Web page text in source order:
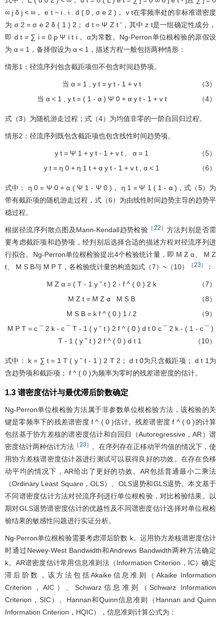
∞ j δ j < ∞ ， e t ~ i . i . d ( 0 , σ e 2 ) ， v t在零频率处的非标准谱密度
为 σ 2 = σ e 2 δ ( 1 ) 2 ； d t = Ψ Z t ' ，其中 z t是一组确定性成分，
即 d t = ∑ i = 0 p Ψ i t i， α为常数。Ng-Perron单位根检验的原假设
为 α = 1 ，备择假设为 α < 1 ，描述方程一般包括两种情形：
情形1：径流序列包含截距项但不包含时间趋势项。
当 α = 1 , y t = y t - 1 + v t
（3）
当 α < 1 , y t = ( 1 - α ) Ψ 0 + α y t - 1 + v t （4）
式（3） 为随机游走过程； 式（4） 为均值非零的一阶自回归过程。
情形2：径流序列既包含截距项也包含线性时间趋势项。
y t = Ψ 1 + y t - 1 + v t , α = 1
（5）
y t = η 0 + η 1 t + α y t - 1 + v t , α < 1 （6）
式中： η 0 = Ψ 0 + α ( Ψ 1 - Ψ 0 ) ， η 1 = Ψ 1 ( 1 - α ) ，式（5） 为
带有截距项的随机游走过程， 式（6） 为由线性时间趋势主导的趋势平
稳过程。
根据径流序列散点图及Mann-Kendall趋势检验 ［22］ 方法判别是否需
要考虑截距项和趋势项，经判别后选择合适的描述方程对径流序列进
行拟合。Ng-Perron单位根检验提出4个检验统计量，即 M Z α、 M Z
t、 M S B与 M P T ，各检验统计量的构造如式（7）~（10） ［23］ ：
M Z α = ( T - 1 y ˜ t ) 2 - f ^ ( 0 ) 2 k
（7）
M Z t = M Z α M S B
（8）
M S B = k f ^ ( 0 ) 1 / 2
（9）
M P T = c ¯ 2 k - c ¯ T - 1 ( y ˜ t ) 2 f ^ ( 0 ) d t 0 c ¯ 2 k - ( 1 - c ¯ )
T - 1 ( y ˜ t ) 2 f ^ ( 0 ) d t 1 （10）
式中： k = ∑ t = 1 T ( y ˜ t - 1 ) 2 T 2 ； d t 0为只含截距项； d t 1为
含趋势项和截距项；
f ^ ( 0 )为频率为零时的残差谱密度的估计。
1.3 谱密度估计与最优滞后阶数确定
Ng-Perron单位根检验方法属于非参数单位根检验方法，该检验的关
键是零频率下的残差谱密度 f ^ ( 0 )估计。残差谱密度 f ^ ( 0 )的计算
包括基于协方差核的谱密度估计和自回归（Autoregressive，AR）谱
密度估计两种估计方法 ［23］ 。在序列存在正移动平均值的情况下，使
用协方差核谱密度估计器进行测试可以获得良好的功效。在存在负移
动平均的情况下，AR给出了更好的功效。AR包括普通最小二乘法
（Ordinary Least Square，OLS）、OLS退势和GLS退势。本文基于
不同谱密度估计方法对径流序列进行单位根检验，对比检验结果。以
期对GLS退势谱密度估计的优越性及不同谱密度估计选择对单位根检
验结果的敏感性问题进行实证分析。
Ng-Perron单位根检验需要考虑滞后阶数 k。运用协方差核谱密度估计
时通过Newey-West Bandwidth和Andrews Bandwidth两种方法确定
k。AR谱密度估计常用信息准则法（Information Criterion，IC）确定
滞后阶数，该方法包括Akaike信息准则（Akaike Information
Criterion，AIC）、Schwarz信息准则（Schwarz Information
Criterion，SIC）、Hannan和Quinn信息准则（Hannan and Quinn
Information Criterion，HQIC），信息准则计算公式为：